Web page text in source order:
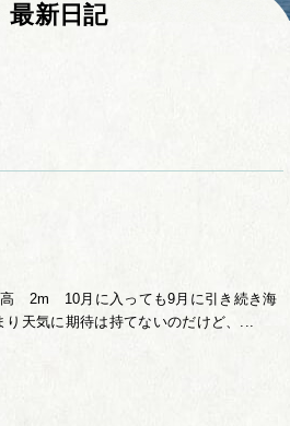
最新日記
2m 10月に入っても9月に引き続き海
天気に期待は持てないのだけど、...